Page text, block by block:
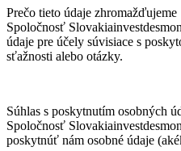
Prečo tieto údaje zhromažďujeme
Spoločnosť
údaje pre účely súvisiace s
sťažnosti alebo otázky.
Súhlas s poskytnutím osobných
Spoločnosť
poskytnúť nám osobné údaje